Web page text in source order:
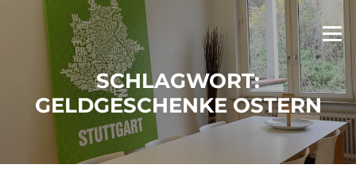
Menü
SCHLAGWORT:
GELDGESCHENKE OSTERN